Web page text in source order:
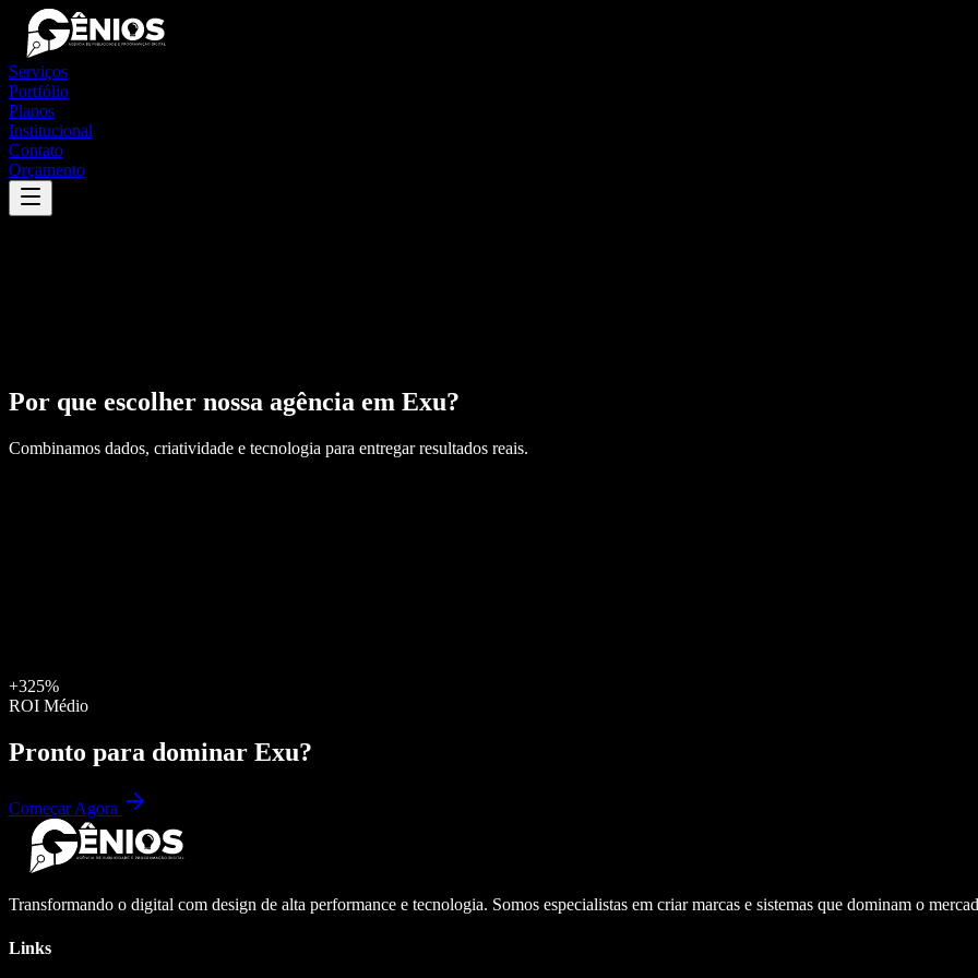
Serviços
Portfólio
Planos
Institucional
Contato
Orçamento
Por que escolher nossa agência em Exu?
Combinamos dados, criatividade e tecnologia para entregar resultados reais.
+325%
ROI Médio
Pronto para dominar Exu?
Começar Agora
Transformando o digital com design de alta performance e tecnologia. Somos especialistas em criar marcas e sistemas que dominam o
Links